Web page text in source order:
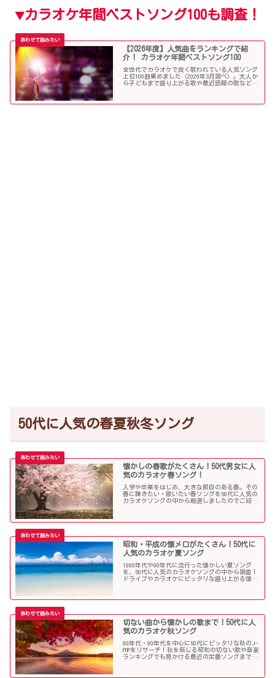
▼カラオケ年間ベストソング100も調査！
【2026年度】人気曲をランキングで紹
介！ カラオケ年間ベストソング100
全世代でカラオケで良く歌われている人気ソング
上位100曲集めました（2026年3月調べ）。大人か
ら子どもまで盛り上がる歌や最近話題の歌など豪
50代に人気の春夏秋冬ソング
懐かしの春歌がたくさん！50代男女に人
気のカラオケ春ソング！
入学や卒業をはじめ、大きな節目のある春。その
春に聴きたい・歌いたい春ソングを50代に人気の
カラオケソングの中から厳選しましたのでご紹介
昭和・平成の懐メロがたくさん！50代に
人気のカラオケ夏ソング
1980年代や90年代に流行った懐かしい夏ソング
を、50代に人気のカラオケソングの中から調査！
ドライブやカラオケにピッタリな盛り上がる懐メ
切ない曲から懐かしの歌まで！50代に人
気のカラオケ秋ソング
80年代・90年代を中心に50代にピッタリな秋のJ-
POPをリサーチ！秋を感じる昭和の切ない歌や音楽
ランキングでも見かける最近の定番ソングまで、